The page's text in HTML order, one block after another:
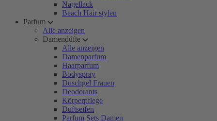
Nagellack
Beach Hair stylen
Parfum
Alle anzeigen
Damendüfte
Alle anzeigen
Damenparfum
Haarparfum
Bodyspray
Duschgel Frauen
Deodorants
Körperpflege
Duftseifen
Parfum Sets Damen